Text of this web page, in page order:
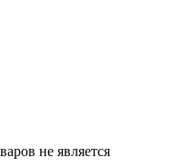
не является